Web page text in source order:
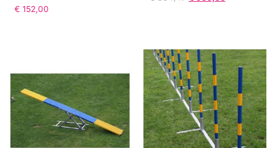
€ 152,00